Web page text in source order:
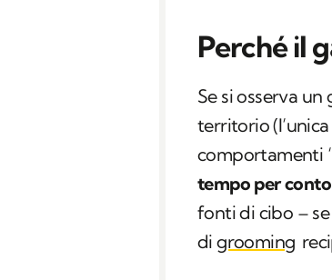
Perché il
Se si osserva
territorio
comportamenti
tempo per
fonti di cibo –
digrooming